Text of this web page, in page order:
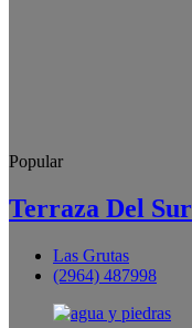
Popular
Terraza Del Sur
Las Grutas
(2964) 487998